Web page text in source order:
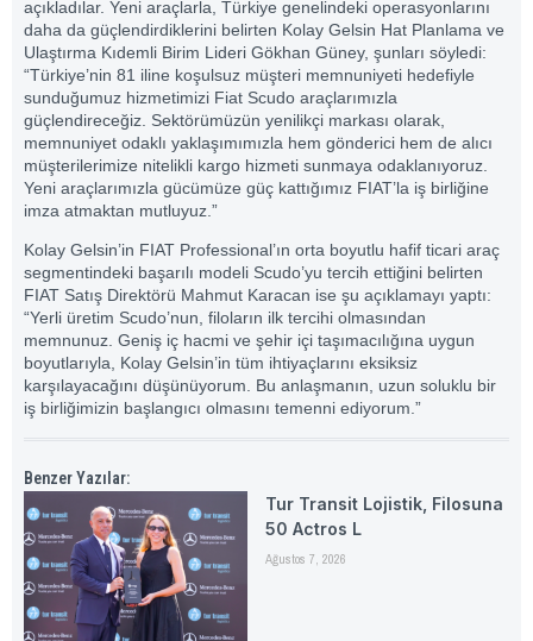
açıkladılar. Yeni araçlarla, Türkiye genelindeki operasyonlarını
daha da güçlendirdiklerini belirten Kolay Gelsin Hat Planlama ve
Ulaştırma Kıdemli Birim Lideri Gökhan Güney, şunları söyledi:
“Türkiye’nin 81 iline koşulsuz müşteri memnuniyeti hedefiyle
sunduğumuz hizmetimizi Fiat Scudo araçlarımızla
güçlendireceğiz. Sektörümüzün yenilikçi markası olarak,
memnuniyet odaklı yaklaşımımızla hem gönderici hem de alıcı
müşterilerimize nitelikli kargo hizmeti sunmaya odaklanıyoruz.
Yeni araçlarımızla gücümüze güç kattığımız FIAT’la iş birliğine
imza atmaktan mutluyuz.”
Kolay Gelsin’in FIAT Professional’ın orta boyutlu hafif ticari araç
segmentindeki başarılı modeli Scudo’yu tercih ettiğini belirten
FIAT Satış Direktörü Mahmut Karacan ise şu açıklamayı yaptı:
“Yerli üretim Scudo’nun, filoların ilk tercihi olmasından
memnunuz. Geniş iç hacmi ve şehir içi taşımacılığına uygun
boyutlarıyla, Kolay Gelsin’in tüm ihtiyaçlarını eksiksiz
karşılayacağını düşünüyorum. Bu anlaşmanın, uzun soluklu bir
iş birliğimizin başlangıcı olmasını temenni ediyorum.”
Benzer Yazılar:
Tur Transit Lojistik, Filosuna
50 Actros L
Ağustos 7, 2026